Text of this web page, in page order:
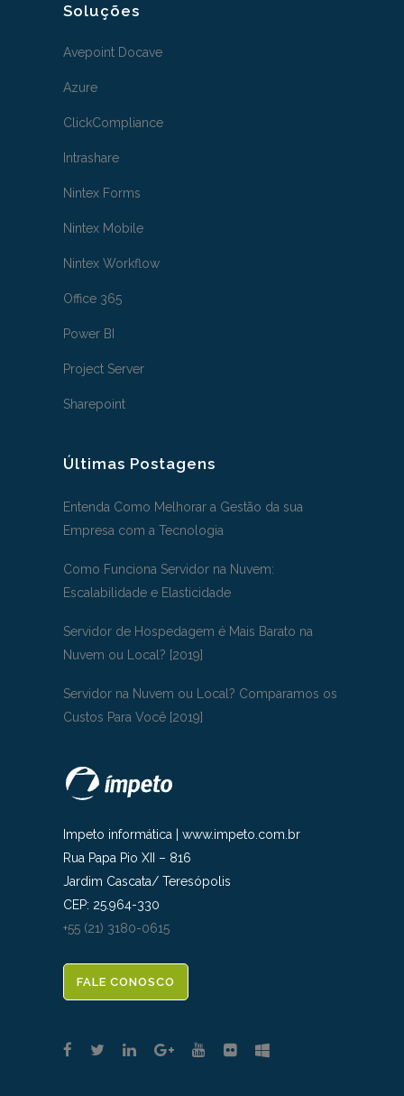
Soluções
Avepoint Docave
Azure
ClickCompliance
Intrashare
Nintex Forms
Nintex Mobile
Nintex Workflow
Office 365
Power BI
Project Server
Sharepoint
Últimas Postagens
Entenda Como Melhorar a Gestão da sua
Empresa com a Tecnologia
Como Funciona Servidor na Nuvem:
Escalabilidade e Elasticidade
Servidor de Hospedagem é Mais Barato na
Nuvem ou Local? [2019]
Servidor na Nuvem ou Local? Comparamos os
Custos Para Você [2019]
Impeto informática
www.impeto.com.br
Rua Papa Pio XII – 816
Jardim Cascata/ Teresópolis
CEP: 25.964-330
+55 (21) 3180-0615
FALE CONOSCO